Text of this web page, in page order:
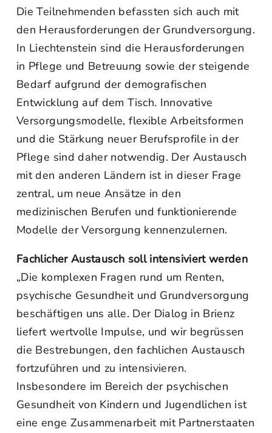
Die Teilnehmenden befassten sich auch mit
den Herausforderungen der Grundversorgung.
In Liechtenstein sind die Herausforderungen
in Pflege und Betreuung sowie der steigende
Bedarf aufgrund der demografischen
Entwicklung auf dem Tisch. Innovative
Versorgungsmodelle, flexible Arbeitsformen
und die Stärkung neuer Berufsprofile in der
Pflege sind daher notwendig. Der Austausch
mit den anderen Ländern ist in dieser Frage
zentral, um neue Ansätze in den
medizinischen Berufen und funktionierende
Modelle der Versorgung kennenzulernen.
Fachlicher Austausch soll intensiviert werden
„Die komplexen Fragen rund um Renten,
psychische Gesundheit und Grundversorgung
beschäftigen uns alle. Der Dialog in Brienz
liefert wertvolle Impulse, und wir begrüssen
die Bestrebungen, den fachlichen Austausch
fortzuführen und zu intensivieren.
Insbesondere im Bereich der psychischen
Gesundheit von Kindern und Jugendlichen ist
eine enge Zusammenarbeit mit Partnerstaaten